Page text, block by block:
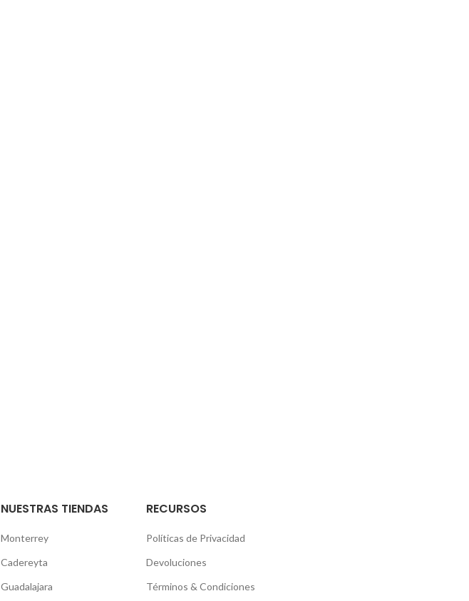
NUESTRAS TIENDAS
Monterrey
Cadereyta
Guadalajara
RECURSOS
Políticas de Privacidad
Devoluciones
Términos & Condiciones